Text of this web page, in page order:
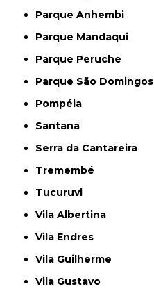
Parque Anhembi
Parque Mandaqui
Parque Peruche
Parque São Domingos
Pompéia
Santana
Serra da Cantareira
Tremembé
Tucuruvi
Vila Albertina
Vila Endres
Vila Guilherme
Vila Gustavo